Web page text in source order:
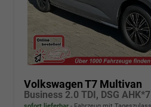
Volkswagen T7 Multivan